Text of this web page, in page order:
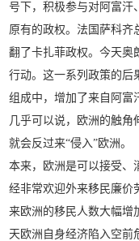
号下，积极参与对阿富汗
原有的政权。法国萨科齐
翻了卡扎菲政权。今天奥
行动。这一系列政策的后
组成中，增加了来自阿富
几乎可以说，欧洲的触角
就会反过来“侵入”欧洲。
本来，欧洲是可以接受、
经非常欢迎外来移民廉价
来欧洲的移民人数大幅增
天欧洲自身经济陷入空前